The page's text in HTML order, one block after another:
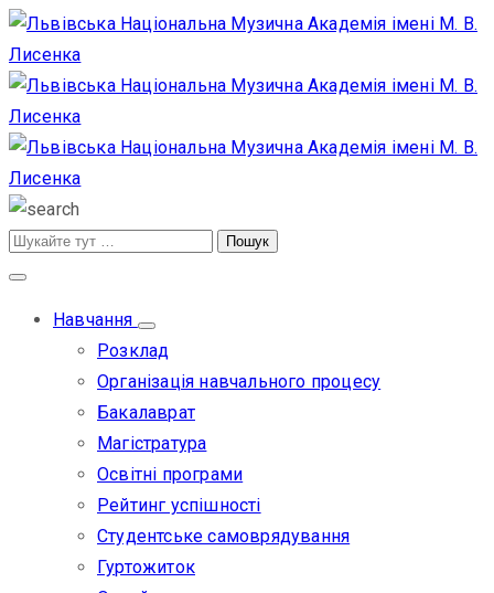
Навчання
Розклад
Організація навчального процесу
Бакалаврат
Магістратура
Освітні програми
Рейтинг успішності
Студентське самоврядування
Гуртожиток